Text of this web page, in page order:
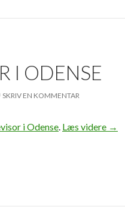
I ODENSE
SKRIV EN KOMMENTAR
i Odense. Læs videre →